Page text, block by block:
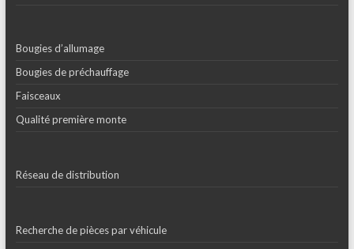
Bougies d’allumage
Bougies de préchauffage
Faisceaux
Qualité première monte
Réseau de distribution
Recherche de pièces par véhicule